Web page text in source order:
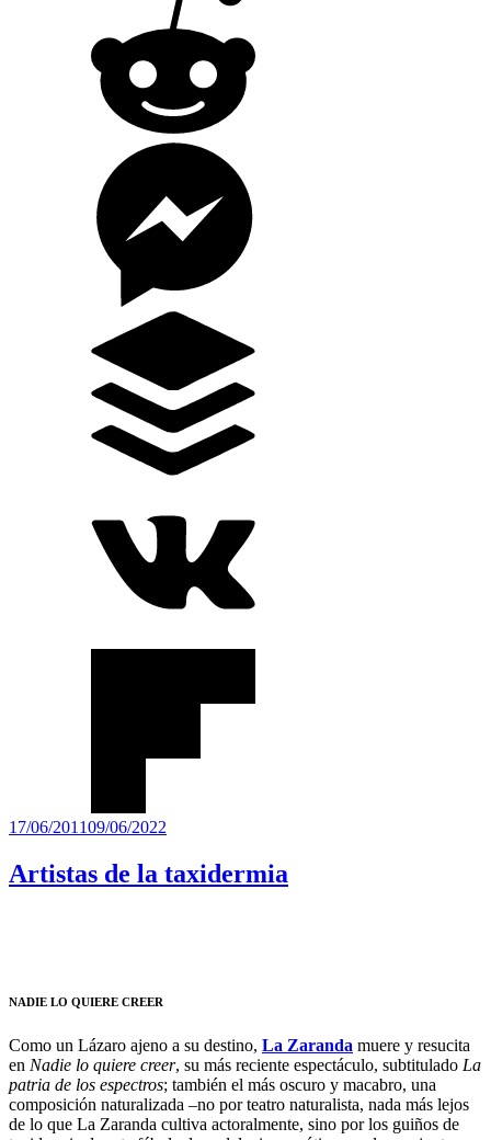
Publicado
17/06/201109/06/2022
Artistas de la taxidermia
NADIE LO QUIERE CREER
Como un Lázaro ajeno a su destino, La Zaranda muere y resucita
en Nadie lo quiere creer, su más reciente espectáculo, subtitulado La
patria de los espectros; también el más oscuro y macabro, una
composición naturalizada –no por teatro naturalista, nada más lejos
de lo que La Zaranda cultiva actoralmente, sino por los guiños de